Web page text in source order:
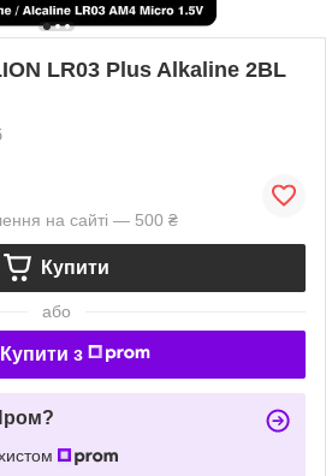
LR03 Plus Alkaline 2BL
на сайті — 500 ₴
Купити
або
Купити з